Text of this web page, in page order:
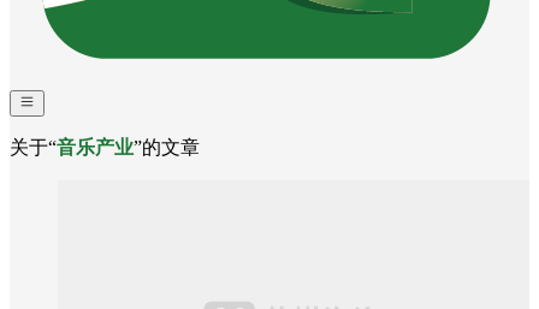
关于“音乐产业”的文章